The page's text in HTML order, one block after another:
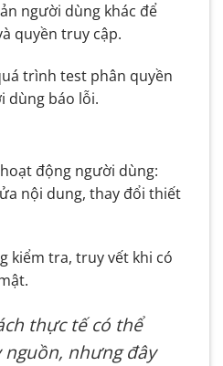
người dùng khác để
quyền truy cập.
trình test phân quyền
dùng báo lỗi.
động người dùng:
nội dung, thay đổi thiết
kiểm tra, truy vết khi có
thực tế có thể
nhưng đây